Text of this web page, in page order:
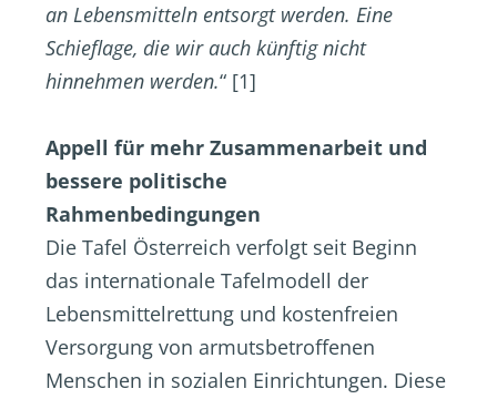
an Lebensmitteln entsorgt werden. Eine
Schieflage, die wir auch künftig nicht
hinnehmen werden.“ [1]
Appell für mehr Zusammenarbeit und
bessere politische
Rahmenbedingungen
Die Tafel Österreich verfolgt seit Beginn
das internationale Tafelmodell der
Lebensmittelrettung und kostenfreien
Versorgung von armutsbetroffenen
Menschen in sozialen Einrichtungen. Diese